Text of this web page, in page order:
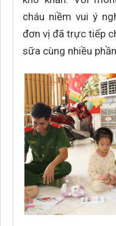
cháu niềm vui ý
đơn vị đã trực tiếp
sữa cùng nhiều